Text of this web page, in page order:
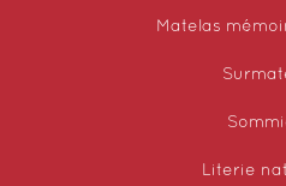
Matelas
Literie